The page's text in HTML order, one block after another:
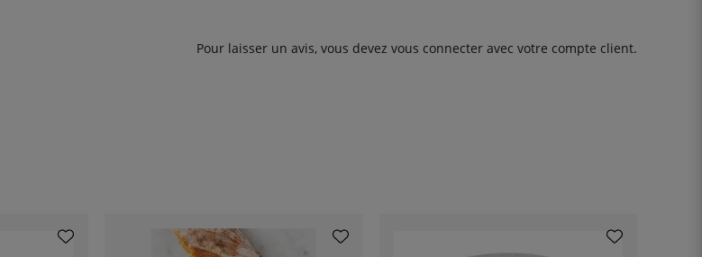
Pour laisser un avis, vous devez vous connecter avec votre compte client.